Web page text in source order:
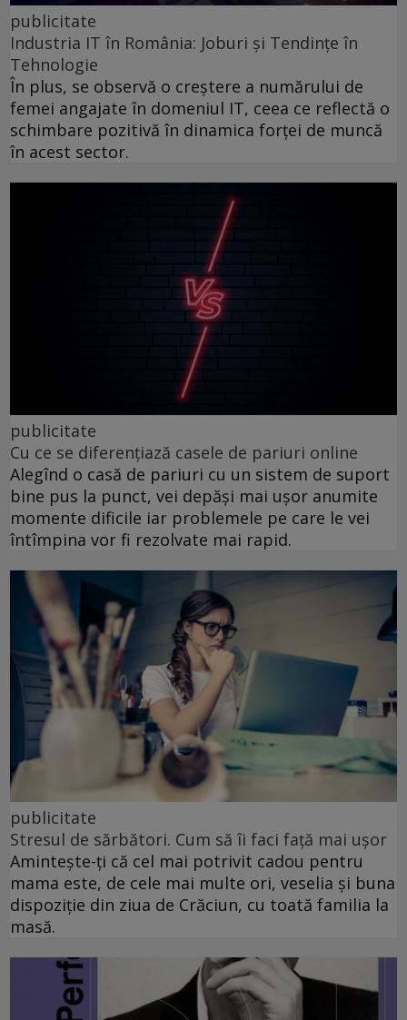
publicitate
Industria IT în România: Joburi și Tendințe în
Tehnologie
În plus, se observă o creștere a numărului de
femei angajate în domeniul IT, ceea ce reflectă o
schimbare pozitivă în dinamica forței de muncă
în acest sector.
publicitate
Cu ce se diferențiază casele de pariuri online
Alegînd o casă de pariuri cu un sistem de suport
bine pus la punct, vei depăși mai ușor anumite
momente dificile iar problemele pe care le vei
întîmpina vor fi rezolvate mai rapid.
publicitate
Stresul de sărbători. Cum să îi faci față mai ușor
Amintește-ți că cel mai potrivit cadou pentru
mama este, de cele mai multe ori, veselia și buna
dispoziție din ziua de Crăciun, cu toată familia la
masă.